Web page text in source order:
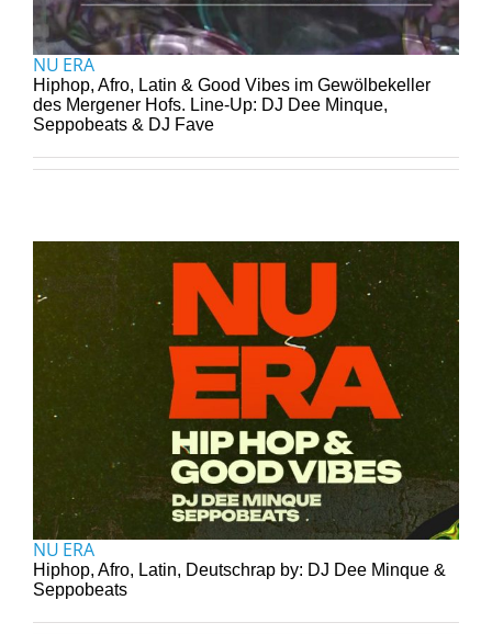
NU ERA
Hiphop, Afro, Latin & Good Vibes im Gewölbekeller
des Mergener Hofs. Line-Up: DJ Dee Minque,
Seppobeats & DJ Fave
NU ERA
Hiphop, Afro, Latin, Deutschrap by: DJ Dee Minque &
Seppobeats